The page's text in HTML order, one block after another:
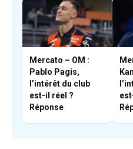
Mercato – OM :
Pablo Pagis,
l’intérêt du club
est-il réel ?
Réponse